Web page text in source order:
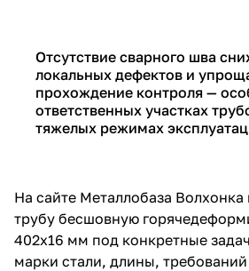
Отсутствие сварного шва
локальных дефектов и
прохождение контроля —
ответственных участках
тяжелых режимах
На сайте Металлобаза
трубу бесшовную
402х16 мм под конкретные
марки стали, длины,